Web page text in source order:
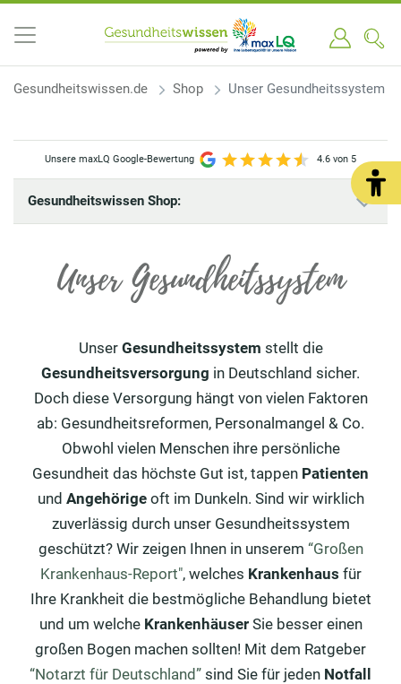
Gesundheitswissen.de Shop Unser Gesundheitssystem
Unsere maxLQ Google-Bewertung 4.6 von 5
Gesundheitswissen Shop:
Unser Gesundheitssystem
Unser Gesundheitssystem stellt die
Gesundheitsversorgung in Deutschland sicher.
Doch diese Versorgung hängt von vielen Faktoren
ab: Gesundheitsreformen, Personalmangel & Co.
Obwohl vielen Menschen ihre persönliche
Gesundheit das höchste Gut ist, tappen Patienten
und Angehörigeoft im Dunkeln. Sind wir wirklich
zuverlässig durch unser Gesundheitssystem
geschützt? Wir zeigen Ihnen in unserem “Großen
Krankenhaus-Report", welches Krankenhaus für
Ihre Krankheit die bestmögliche Behandlung bietet
und um welche KrankenhäuserSie besser einen
großen Bogen machen sollten! Mit dem Ratgeber
“Notarzt für Deutschland” sind Sie für jeden Notfall